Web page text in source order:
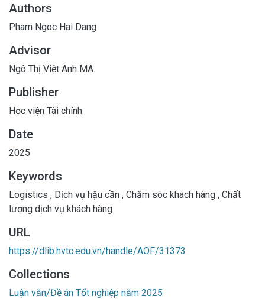
Authors
Pham Ngoc Hai Dang
Advisor
Ngô Thị Việt Anh MA.
Publisher
Học viện Tài chính
Date
2025
Keywords
Logistics , Dịch vụ hậu cần , Chăm sóc khách hàng , Chất
lượng dịch vụ khách hàng
URL
https://dlib.hvtc.edu.vn/handle/AOF/31373
Collections
Luận văn/Đề án Tốt nghiệp năm 2025